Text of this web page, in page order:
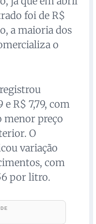
foi de R$
a maioria dos
o
registrou
R$ 7,79, com
menor preço
O
variação
com
por litro.